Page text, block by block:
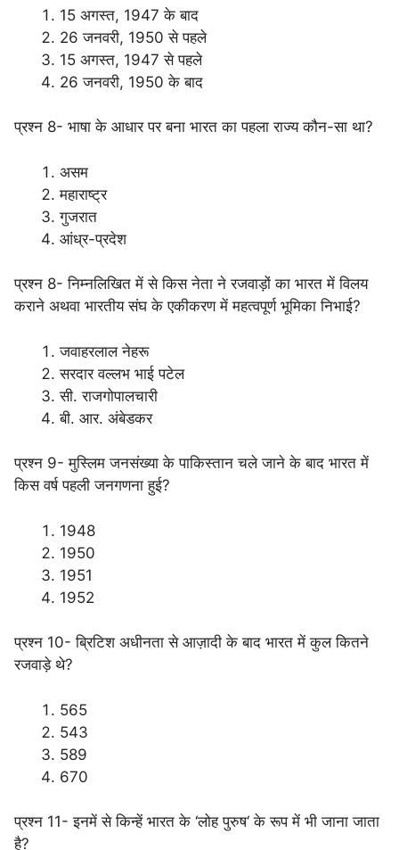
15 अगस्त, 1947 के बाद
26 जनवरी, 1950 से पहले
15 अगस्त, 1947 से पहले
26 जनवरी, 1950 के बाद
प्रश्न 8- भाषा के आधार पर बना भारत का पहला राज्य कौन-सा था?
असम
महाराष्ट्र
गुजरात
आंध्र-प्रदेश
प्रश्न 8- निम्नलिखित में से किस नेता ने रजवाड़ों का भारत में विलय
कराने अथवा भारतीय संघ के एकीकरण में महत्वपूर्ण भूमिका निभाई?
जवाहरलाल नेहरू
सरदार वल्लभ भाई पटेल
सी. राजगोपालचारी
बी. आर. अंबेडकर
प्रश्न 9- मुस्लिम जनसंख्या के पाकिस्तान चले जाने के बाद भारत में
किस वर्ष पहली जनगणना हुई?
1948
1950
1951
1952
प्रश्न 10- ब्रिटिश अधीनता से आज़ादी के बाद भारत में कुल कितने
रजवाड़े थे?
565
543
589
670
प्रश्न 11- इनमें से किन्हें भारत के ‘लोह पुरुष‘ के रूप में भी जाना जाता
है?